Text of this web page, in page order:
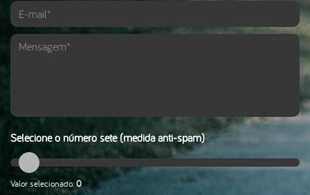
Selecione o número sete (medida anti-spam)
Valor selecionado:0